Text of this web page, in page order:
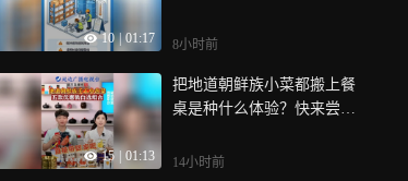
10 | 01:17 8小时前
15 01:13
把地道朝鲜族小菜都搬上餐
桌是种什么体验？快来尝尝
14小时前